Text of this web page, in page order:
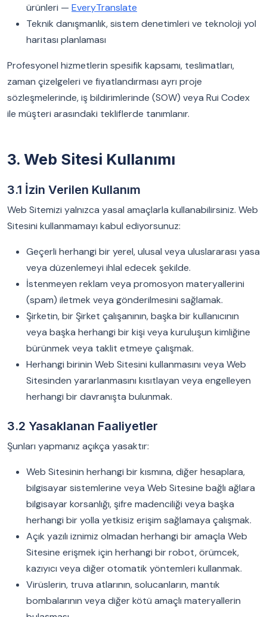
ürünleri — EveryTranslate
Teknik danışmanlık, sistem denetimleri ve teknoloji yol
haritası planlaması
Profesyonel hizmetlerin spesifik kapsamı, teslimatları,
zaman çizelgeleri ve fiyatlandırması ayrı proje
sözleşmelerinde, iş bildirimlerinde (SOW) veya Rui Codex
ile müşteri arasındaki tekliflerde tanımlanır.
3. Web Sitesi Kullanımı
3.1 İzin Verilen Kullanım
Web Sitemizi yalnızca yasal amaçlarla kullanabilirsiniz. Web
Sitesini kullanmamayı kabul ediyorsunuz:
Geçerli herhangi bir yerel, ulusal veya uluslararası yasa
veya düzenlemeyi ihlal edecek şekilde.
İstenmeyen reklam veya promosyon materyallerini
(spam) iletmek veya gönderilmesini sağlamak.
Şirketin, bir Şirket çalışanının, başka bir kullanıcının
veya başka herhangi bir kişi veya kuruluşun kimliğine
bürünmek veya taklit etmeye çalışmak.
Herhangi birinin Web Sitesini kullanmasını veya Web
Sitesinden yararlanmasını kısıtlayan veya engelleyen
herhangi bir davranışta bulunmak.
3.2 Yasaklanan Faaliyetler
Şunları yapmanız açıkça yasaktır:
Web Sitesinin herhangi bir kısmına, diğer hesaplara,
bilgisayar sistemlerine veya Web Sitesine bağlı ağlara
bilgisayar korsanlığı, şifre madenciliği veya başka
herhangi bir yolla yetkisiz erişim sağlamaya çalışmak.
Açık yazılı iznimiz olmadan herhangi bir amaçla Web
Sitesine erişmek için herhangi bir robot, örümcek,
kazıyıcı veya diğer otomatik yöntemleri kullanmak.
Virüslerin, truva atlarının, solucanların, mantık
bombalarının veya diğer kötü amaçlı materyallerin